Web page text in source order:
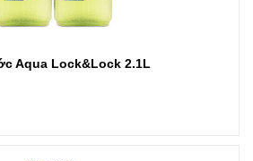
Aqua Lock&Lock 2.1L